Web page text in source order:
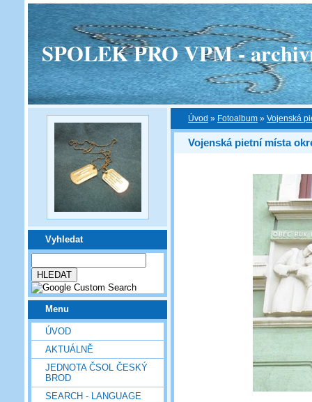
SPOLEK PRO VPM -
Vyhledat
Menu
ÚVOD
AKTUÁLNĚ
JEDNOTA ČSOL ČESKÝ
BROD
SEARCH - LANGUAGE
Úvod » Fotoalbum » Vojenská
Vojenská pietní místa